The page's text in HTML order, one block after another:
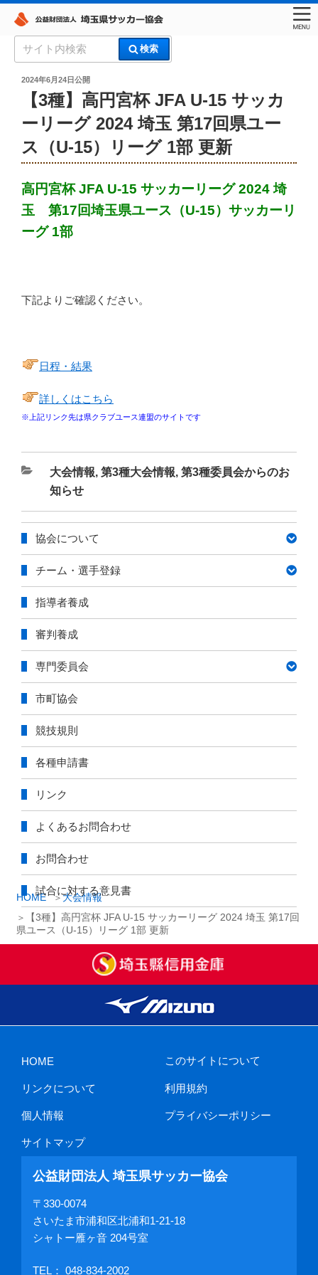
索:
検索
埼玉県サッカー協会
HOME
大会情報
【3種】高円宮杯 JFA U-15 サッカーリーグ 2024 埼玉 第17回
県ユース（U-15）リーグ 1部 更新
投
2024年6月24日公開
【3種】高円宮杯 JFA U-15 サッカ
ーリーグ 2024 埼玉 第17回県ユー
ス（U-15）リーグ 1部 更新
高円宮杯 JFA U-15 サッカーリーグ 2024 埼
玉 第17回埼玉県ユース（U-15）サッカーリ
ーグ 1部
下記よりご確認ください。
日程・結果
詳しくはこちら
※上記リンク先は県クラブユース連盟のサイトです
カ
テ
ゴ
ー
大会情報, 第3種大会情報, 第3種委員会からのお
知らせ
協会について
チーム・選手登録
指導者養成
審判養成
専門委員会
市町協会
競技規則
各種申請書
リンク
よくあるお問合わせ
お問合わせ
試合に対する意見書
HOME このサイトについて
リンクについて 利用規約
個人情報 プライバシーポリシー
サイトマップ
公益財団法人 埼玉県サッカー協会
〒330-0074
さいたま市浦和区北浦和1-21-18
シャトー雁ヶ音 204号室
TEL： 048-834-2002